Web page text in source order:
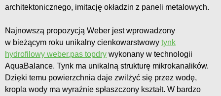
architektonicznego, imitację okładzin z paneli metalowych.
Najnowszą propozycją Weber jest wprowadzony
w bieżącym roku unikalny cienkowarstwowy tynk
hydrofilowy weber.pas topdry wykonany w technologii
AquaBalance. Tynk ma unikalną strukturę mikrokanalików.
Dzięki temu powierzchnia daje zwilżyć się przez wodę,
kropla wody ma wyraźnie spłaszczony kształt. W bardzo